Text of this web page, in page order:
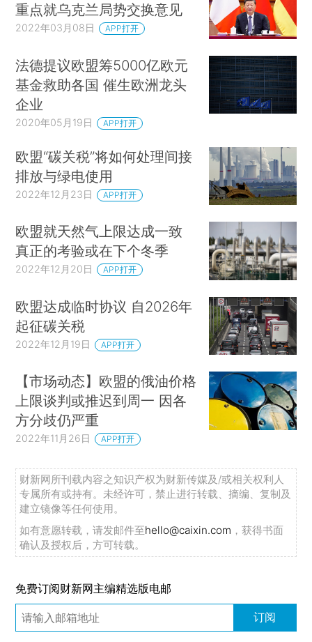
重点就乌克兰局势交换意见
2022年03月08日 APP打开
法德提议欧盟筹5000亿欧元
基金救助各国 催生欧洲龙头
企业
2020年05月19日 APP打开
欧盟“碳关税”将如何处理间接
排放与绿电使用
2022年12月23日 APP打开
欧盟就天然气上限达成一致
真正的考验或在下个冬季
2022年12月20日 APP打开
欧盟达成临时协议 自2026年
起征碳关税
2022年12月19日 APP打开
【市场动态】欧盟的俄油价格
上限谈判或推迟到周一 因各
方分歧仍严重
2022年11月26日 APP打开
财新网所刊载内容之知识产权为财新传媒及/或相关权利人
专属所有或持有。未经许可，禁止进行转载、摘编、复制及
建立镜像等任何使用。
如有意愿转载，请发邮件至hello@caixin.com ，获得书面
确认及授权后，方可转载。
免费订阅财新网主编精选版电邮
订阅